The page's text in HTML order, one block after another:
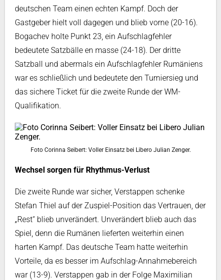
deutschen Team einen echten Kampf. Doch der
Gastgeber hielt voll dagegen und blieb vorne (20-16).
Bogachev holte Punkt 23, ein Aufschlagfehler
bedeutete Satzbälle en masse (24-18). Der dritte
Satzball und abermals ein Aufschlagfehler Rumäniens
war es schließlich und bedeutete den Turniersieg und
das sichere Ticket für die zweite Runde der WM-
Qualifikation.
Foto Corinna Seibert: Voller Einsatz bei Libero Julian Zenger.
Wechsel sorgen für Rhythmus-Verlust
Die zweite Runde war sicher, Verstappen schenke
Stefan Thiel auf der Zuspiel-Position das Vertrauen, der
„Rest“ blieb unverändert. Unverändert blieb auch das
Spiel, denn die Rumänen lieferten weiterhin einen
harten Kampf. Das deutsche Team hatte weiterhin
Vorteile, da es besser im Aufschlag-Annahmebereich
war (13-9). Verstappen gab in der Folge Maximilian